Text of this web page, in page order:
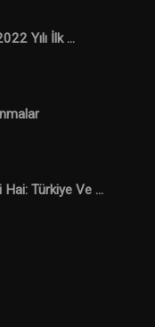
Yılı İlk ...
Türkiye Ve ...